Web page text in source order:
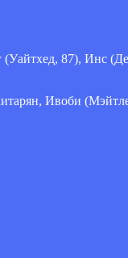
87), Инс
Ивоби